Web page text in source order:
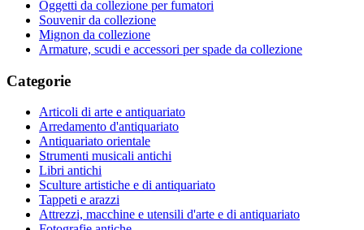
Oggetti da collezione per fumatori
Souvenir da collezione
Mignon da collezione
Armature, scudi e accessori per spade da collezione
Categorie
Articoli di arte e antiquariato
Arredamento d'antiquariato
Antiquariato orientale
Strumenti musicali antichi
Libri antichi
Sculture artistiche e di antiquariato
Tappeti e arazzi
Attrezzi, macchine e utensili d'arte e di antiquariato